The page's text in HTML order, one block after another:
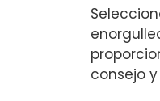
consejo